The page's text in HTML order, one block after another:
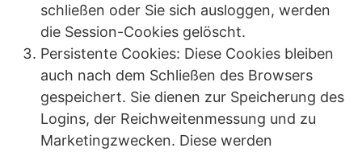
schließen oder Sie sich ausloggen, werden
die Session-Cookies gelöscht.
Persistente Cookies: Diese Cookies bleiben
auch nach dem Schließen des Browsers
gespeichert. Sie dienen zur Speicherung des
Logins, der Reichweitenmessung und zu
Marketingzwecken. Diese werden